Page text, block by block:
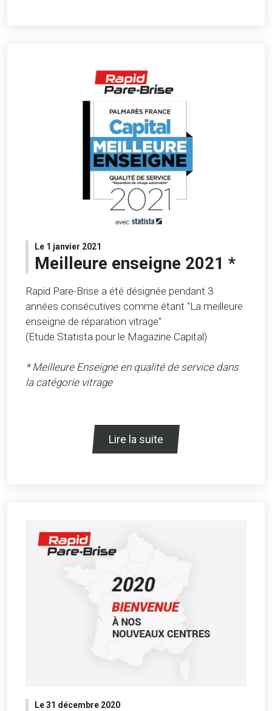
Le 1 janvier 2021
Meilleure enseigne 2021 *
Rapid Pare-Brise a été désignée pendant 3
années consécutives comme étant "La meilleure
enseigne de réparation vitrage"
(Etude Statista pour le Magazine Capital)
* Meilleure Enseigne en qualité de service dans
la catégorie vitrage
Lire la suite
Le 31 décembre 2020